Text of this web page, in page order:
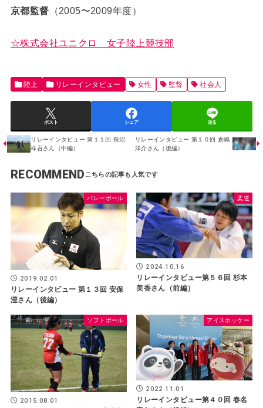
京都監督 （2005〜2009年度）
☆株式会社ユニクロ 女子陸上競技部
陸上 リレーインタビュー 女性 監督 社会人
ポスト シェア 送る
リレーインタビュー 第１１回 長沼
祥吾さん（中編）
リレーインタビュー 第１０回 倉嶋
洋介さん（後編）
RECOMMEND
バレーボール
2019.02.01
リレーインタビュー 第１３回 安保
澄さん（後編）
柔道
2024.10.16
リレーインタビュー第５６回 杉本
美香さん（前編）
ソフトボール
2015.08.01
アイスホッケー
2022.11.01
リレーインタビュー第４０回 春名